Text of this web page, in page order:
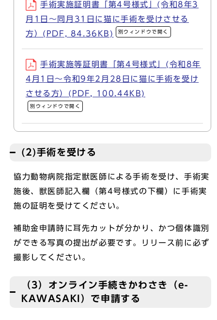
手術実施証明書「第4号様式」(令和8年3
月1日～同月31日に猫に手術を受けさせる
方）(PDF, 84.36KB)
別ウィンドウで開く
手術実施等証明書「第4号様式」(令和8年
4月1日～令和9年2月28日に猫に手術を受け
させる方）(PDF, 100.44KB)
別ウィンドウで開く
(2)手術を受ける
協力動物病院指定獣医師による手術を受け、手術実
施後、獣医師記入欄（第4号様式の下欄）に手術実
施の証明を受けてください。
補助金申請時に耳先カットが分かり、かつ個体識別
ができる写真の提出が必要です。リリース前に必ず
撮影してください。
（3）オンライン手続きかわさき（e-
KAWASAKI）で申請する